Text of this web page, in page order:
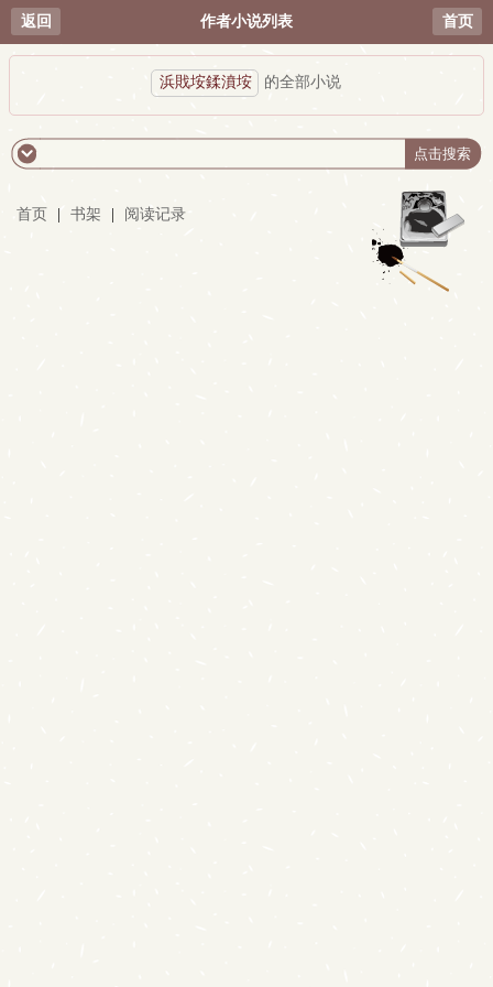
返回 作者小说列表 首页
浜戝垵鍒濆垵 的全部小说
首页 书架 阅读记录